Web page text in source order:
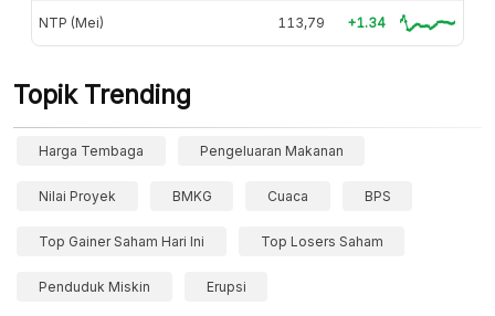
NTP (Mei) 113,79 +1.34
Topik Trending
Harga Tembaga Pengeluaran Makanan
Nilai Proyek BMKG Cuaca BPS
Top Gainer Saham Hari Ini Top Losers Saham
Penduduk Miskin Erupsi